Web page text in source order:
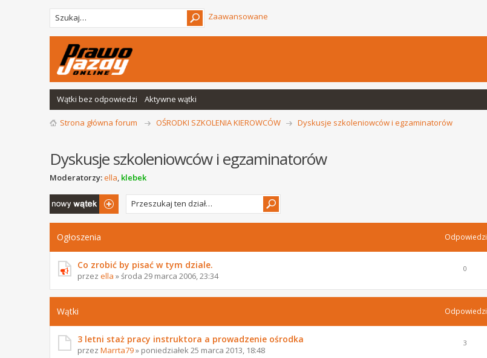
Zaawansowane
Wątki bez odpowiedzi Aktywne wątki
Strona główna forum OŚRODKI SZKOLENIA KIEROWCÓW Dyskusje szkoleniowców i egzaminatorów
Dyskusje szkoleniowców i egzaminatorów
Moderatorzy:ella, klebek
Napisz wątek
Ogłoszenia Odpowiedzi
Co zrobić by pisać w tym dziale.
przez ella » środa 29 marca 2006, 23:34
0
Wątki Odpowiedzi
3 letni staż pracy instruktora a prowadzenie ośrodka
przez Marrta79» poniedziałek 25 marca 2013, 18:48
3